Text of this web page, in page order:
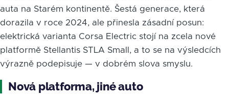
auta na Starém kontinentě. Šestá generace, která
dorazila v roce 2024, ale přinesla zásadní posun:
elektrická varianta Corsa Electric stojí na zcela nové
platformě Stellantis STLA Small, a to se na výsledcích
výrazně podepisuje — v dobrém slova smyslu.
Nová platforma, jiné auto